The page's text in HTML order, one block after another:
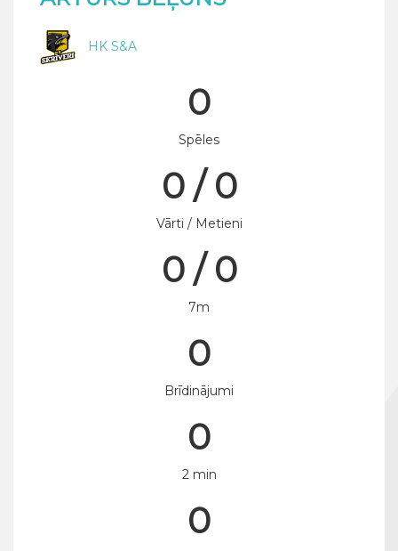
HK S&A
0
Spēles
0 / 0
Vārti / Metieni
0 / 0
7m
0
Brīdinājumi
0
2 min
0